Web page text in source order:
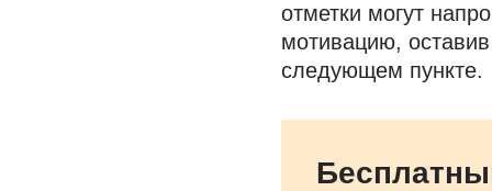
отметки могут
мотивацию,
следующем пункте.